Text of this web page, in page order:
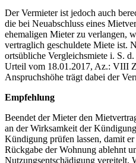
Der Vermieter ist jedoch auch
die bei Neuabschluss eines
ehemaligen Mieter zu verlangen,
vertraglich geschuldete Miete ist.
ortsübliche Vergleichsmiete i. S.
Urteil vom 18.01.2017, Az.: VIII
Anspruchshöhe trägt dabei der
Empfehlung
Beendet der Mieter den
an der Wirksamkeit der
Kündigung prüfen lassen, damit
Rückgabe der Wohnung ablehnt
Nutzungsentschädigung vereitelt.